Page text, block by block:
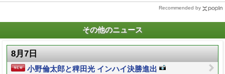
Recommended by
その他のニュース
8月7日
小野倫太郎と稗田光 インハイ決勝進出